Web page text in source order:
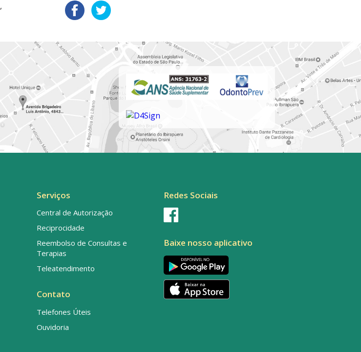
,
Serviços
Central de Autorização
Reciprocidade
Reembolso de Consultas e
Terapias
Teleatendimento
Contato
Telefones Úteis
Ouvidoria
Redes Sociais
Baixe nosso aplicativo